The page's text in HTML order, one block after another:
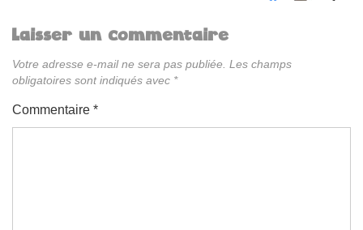
Laisser un commentaire
Votre adresse e-mail ne sera pas publiée. Les champs
obligatoires sont indiqués avec *
Commentaire *